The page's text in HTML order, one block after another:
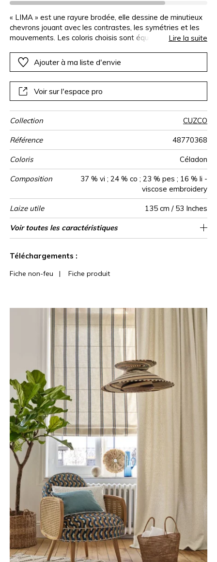
« LIMA » est une rayure brodée, elle dessine de minutieux
chevrons jouant avec les contrastes, les symétries et les
mouvements. Les coloris choisis sont équilibrés et se
collection. La verticalité de la composition est
particulièrement appropriée à la réalisation de stores
Lire la suite
Ajouter à ma liste d'envie
Voir sur l'espace pro
Collection CUZCO
Référence 48770368
Coloris Céladon
Composition
37 % vi ; 24 % co ; 23 % pes ; 16 % li -
viscose embroidery
Laize utile 135 cm / 53 Inches
Rétrécissement <2%
Raccord Raccord droit
Sens De large
Poids g/m² 350
Performance
Accoustique
aw - 0.15
Usage
Entretien
Pays d'origine Inde
Rapport
Horizontal
15 cm / 6 Inches
Voir toutes les caractéristiques
Téléchargements :
Fiche non-feu | Fiche produit